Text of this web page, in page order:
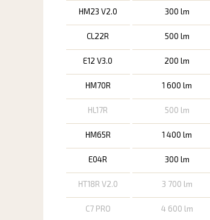
HM23 V2.0
300 lm
CL22R
500 lm
E12 V3.0
200 lm
HM70R
1 600 lm
HL17R
500 lm
HM65R
1 400 lm
E04R
300 lm
HT18R V2.0
3 700 lm
C7 PRO
4 600 lm